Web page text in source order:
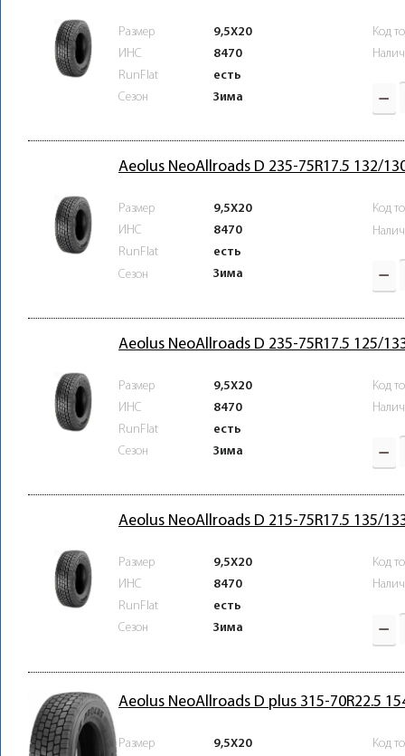
Размер
9,5X20
ИНС
8470
RunFlat
есть
Сезон
Зима
Код
Aeolus NeoAllroads D 235-75R17.5 132/
Размер
9,5X20
ИНС
8470
RunFlat
есть
Сезон
Зима
Код
Aeolus NeoAllroads D 235-75R17.5 125/
Размер
9,5X20
ИНС
8470
RunFlat
есть
Сезон
Зима
Код
Aeolus NeoAllroads D 215-75R17.5 135/
Размер
9,5X20
ИНС
8470
RunFlat
есть
Сезон
Зима
Код
Aeolus NeoAllroads D plus 315-70R22.5
Размер
9,5X20
Код